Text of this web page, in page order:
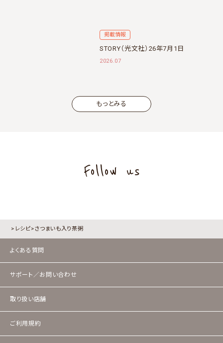
掲載情報
STORY（光文社）26年7月1日
2026.07
もっとみる
Follow us
レシピ さつまいも入り茶粥
よくある質問
サポート／お問い合わせ
取り扱い店舗
ご利用規約